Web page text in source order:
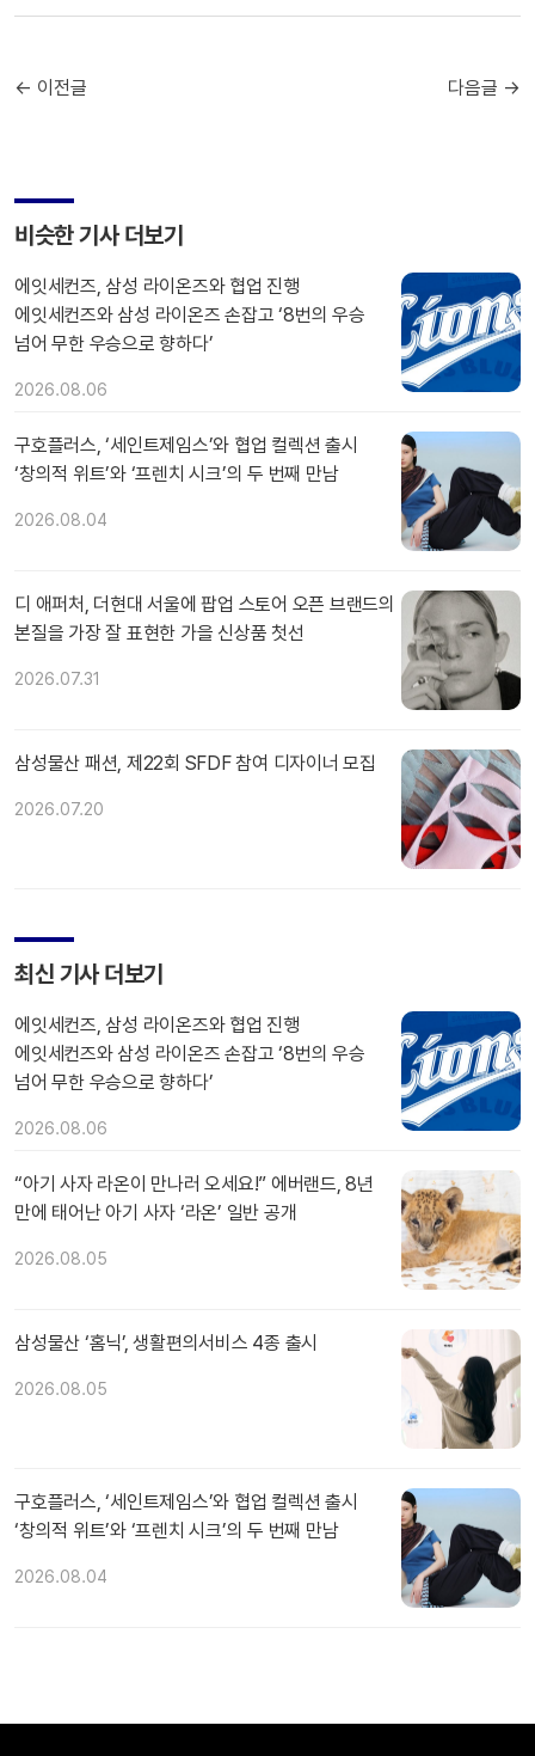
← 이전글 다음글 →
비슷한 기사 더보기
에잇세컨즈, 삼성 라이온즈와 협업 진행
에잇세컨즈와 삼성 라이온즈 손잡고 ‘8번의 우승
넘어 무한 우승으로 향하다’
2026.08.06
구호플러스, ‘세인트제임스’와 협업 컬렉션 출시
‘창의적 위트’와 ‘프렌치 시크’의 두 번째 만남
2026.08.04
디 애퍼처, 더현대 서울에 팝업 스토어 오픈 브랜드의
본질을 가장 잘 표현한 가을 신상품 첫선
2026.07.31
삼성물산 패션, 제22회 SFDF 참여 디자이너 모집
2026.07.20
최신 기사 더보기
에잇세컨즈, 삼성 라이온즈와 협업 진행
에잇세컨즈와 삼성 라이온즈 손잡고 ‘8번의 우승
넘어 무한 우승으로 향하다’
2026.08.06
“아기 사자 라온이 만나러 오세요!” 에버랜드, 8년
만에 태어난 아기 사자 ‘라온’ 일반 공개
2026.08.05
삼성물산 ‘홈닉’, 생활편의서비스 4종 출시
2026.08.05
구호플러스, ‘세인트제임스’와 협업 컬렉션 출시
‘창의적 위트’와 ‘프렌치 시크’의 두 번째 만남
2026.08.04